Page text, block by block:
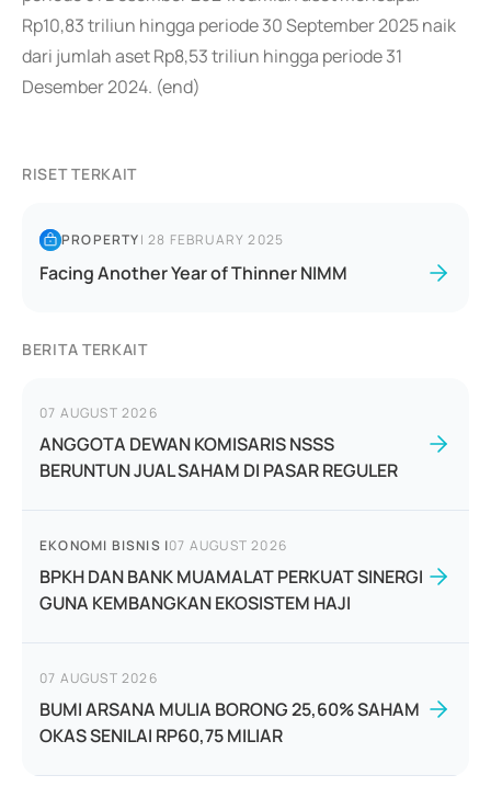
Rp10,83 triliun hingga periode 30 September 2025 naik
dari jumlah aset Rp8,53 triliun hingga periode 31
Desember 2024. (end)
RISET TERKAIT
PROPERTY|28 FEBRUARY 2025
Facing Another Year of Thinner NIMM
BERITA TERKAIT
07 AUGUST 2026
ANGGOTA DEWAN KOMISARIS NSSS
BERUNTUN JUAL SAHAM DI PASAR REGULER
EKONOMI BISNIS |07 AUGUST 2026
BPKH DAN BANK MUAMALAT PERKUAT SINERGI
GUNA KEMBANGKAN EKOSISTEM HAJI
07 AUGUST 2026
BUMI ARSANA MULIA BORONG 25,60% SAHAM
OKAS SENILAI RP60,75 MILIAR